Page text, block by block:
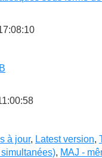
à jour, Latest version,
, MAJ -